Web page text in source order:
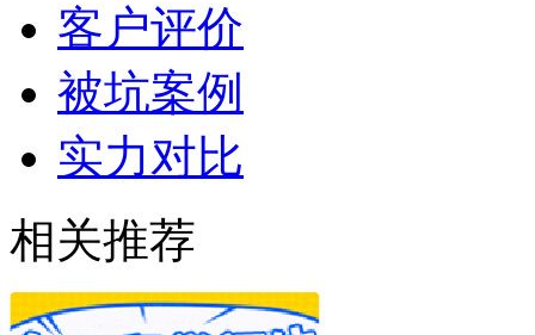
客户评价
被坑案例
实力对比
相关推荐